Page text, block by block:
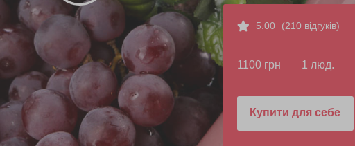
5.00 (210 відгуків)
1100 грн 1 люд.
Купити для себе